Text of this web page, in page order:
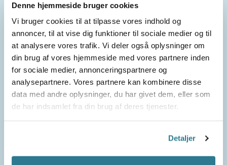
Denne hjemmeside bruger cookies
Vi bruger cookies til at tilpasse vores indhold og
annoncer, til at vise dig funktioner til sociale medier og til
at analysere vores trafik. Vi deler også oplysninger om
din brug af vores hjemmeside med vores partnere inden
for sociale medier, annonceringspartnere og
analysepartnere. Vores partnere kan kombinere disse
data med andre oplysninger, du har givet dem, eller som
de har indsamlet fra din brug af deres tjenester.
Detaljer
I hver episode møder du psykoterapeut og kvinden
bag Angstfri Barndom, Karin Nilsson. Karin har i mere
end 20 år hjulpet familier, hvor børns angst har
påvirket hele familiens hverdag.
Angst kan behandles. Gennem Karins viden, erfaring
og konkrete fortællinger får du ndsigt og brugbare
redskaber til at skabe mere ro, overvinde angsten og
finde glæden igen – for både dit barn og din familie.